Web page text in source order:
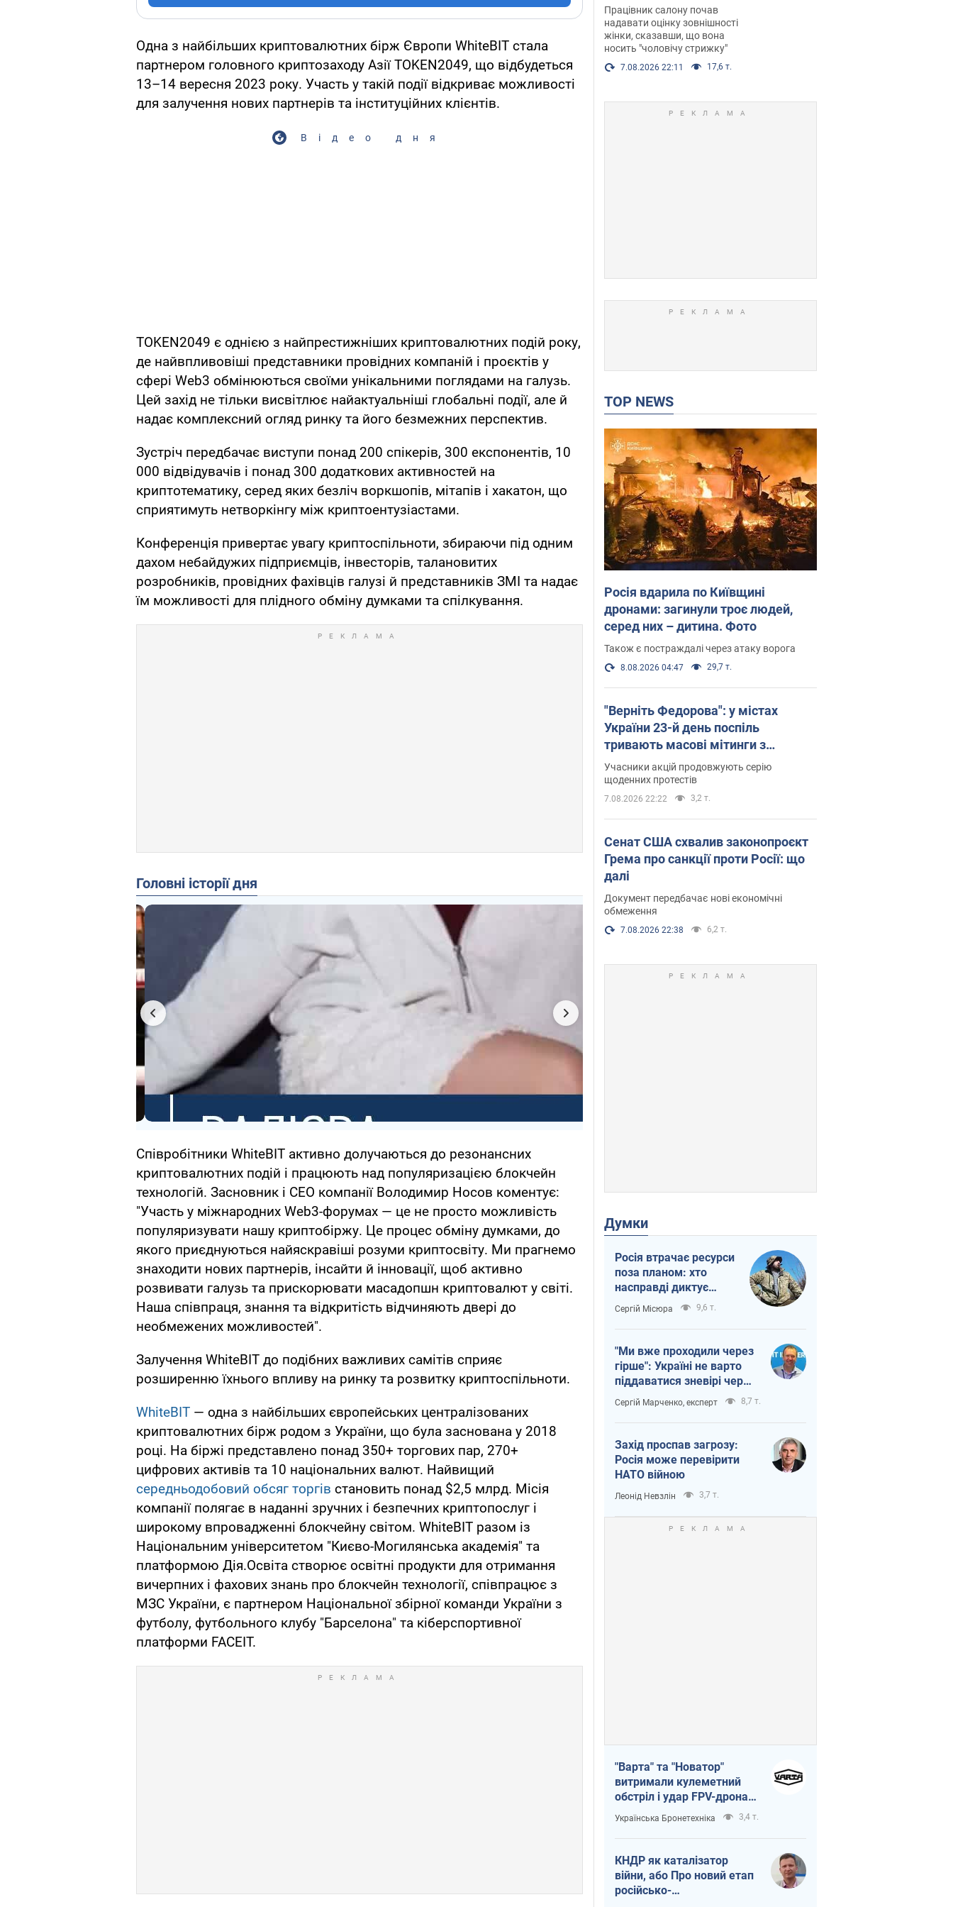
Одна з найбільших криптовалютних бірж Європи WhiteBIT стала
партнером головного криптозаходу Азії TOKEN2049, що відбудеться
13–14 вересня 2023 року. Участь у такій події відкриває можливості
для залучення нових партнерів та інституційних клієнтів.
Відео дня
TOKEN2049 є однією з найпрестижніших криптовалютних подій року,
де найвпливовіші представники провідних компаній і проєктів у
сфері Web3 обмінюються своїми унікальними поглядами на галузь.
Цей захід не тільки висвітлює найактуальніші глобальні події, але й
надає комплексний огляд ринку та його безмежних перспектив.
Зустріч передбачає виступи понад 200 спікерів, 300 експонентів, 10
000 відвідувачів і понад 300 додаткових активностей на
криптотематику, серед яких безліч воркшопів, мітапів і хакатон, що
сприятимуть нетворкінгу між криптоентузіастами.
Конференція привертає увагу криптоспільноти, збираючи під одним
дахом небайдужих підприємців, інвесторів, талановитих
розробників, провідних фахівців галузі й представників ЗМІ та надає
їм можливості для плідного обміну думками та спілкування.
Головні історії дня
Співробітники WhiteBIT активно долучаються до резонансних
криптовалютних подій і працюють над популяризацією блокчейн
технологій. Засновник і СЕО компанії Володимир Носов коментує:
"Участь у міжнародних Web3-форумах — це не просто можливість
популяризувати нашу криптобіржу. Це процес обміну думками, до
якого приєднуються найяскравіші розуми криптосвіту. Ми прагнемо
знаходити нових партнерів, інсайти й інновації, щоб активно
розвивати галузь та прискорювати масадопшн криптовалют у світі.
Наша співпраця, знання та відкритість відчиняють двері до
необмежених можливостей".
Залучення WhiteBIT до подібних важливих самітів сприяє
розширенню їхнього впливу на ринку та розвитку криптоспільноти.
WhiteBIT — одна з найбільших європейських централізованих
криптовалютних бірж родом з України, що була заснована у 2018
році. На біржі представлено понад 350+ торгових пар, 270+
цифрових активів та 10 національних валют. Найвищий
середньодобовий обсяг торгів становить понад $2,5 млрд. Місія
компанії полягає в наданні зручних і безпечних криптопослуг і
широкому впровадженні блокчейну світом. WhiteBIT разом із
Національним університетом "Києво-Могилянська академія" та
платформою Дія.Освіта створює освітні продукти для отримання
вичерпних і фахових знань про блокчейн технології, співпрацює з
МЗС України, є партнером Національної збірної команди України з
футболу, футбольного клубу "Барселона" та кіберспортивної
платформи FACEIT.
після хімієтерапії,
розгорівся скандал.
Фото
Працівник салону почав
надавати оцінку зовнішності
жінки, сказавши, що вона
носить "чоловічу стрижку"
7.08.2026 22:11 17,6 т.
TOP NEWS
Росія вдарила по Київщині
дронами: загинули троє людей,
серед них – дитина. Фото
Також є постраждалі через атаку ворога
8.08.2026 04:47 29,7 т.
"Верніть Федорова": у містах
України 23-й день поспіль
тривають масові мітинги з
картонками. Фото і відео
Учасники акцій продовжують серію
щоденних протестів
7.08.2026 22:22 3,2 т.
Сенат США схвалив законопроєкт
Грема про санкції проти Росії: що
далі
Документ передбачає нові економічні
обмеження
7.08.2026 22:38 6,2 т.
Думки
Росія втрачає ресурси
поза планом: хто
насправді диктує
темп війни
Сергій Місюра 9,6 т.
"Ми вже проходили через
гірше": Україні не варто
піддаватися зневірі через
ракетний терор
Сергій Марченко, експерт 8,7 т.
Захід проспав загрозу:
Росія може перевірити
НАТО війною
Леонід Невзлін 3,7 т.
"Варта" та "Новатор"
витримали кулеметний
обстріл і удар FPV-дрона,
врятувавши життя
офіцеру ЗСУ
Українська Бронетехніка 3,4 т.
КНДР як каталізатор
війни, або Про новий етап
російсько-